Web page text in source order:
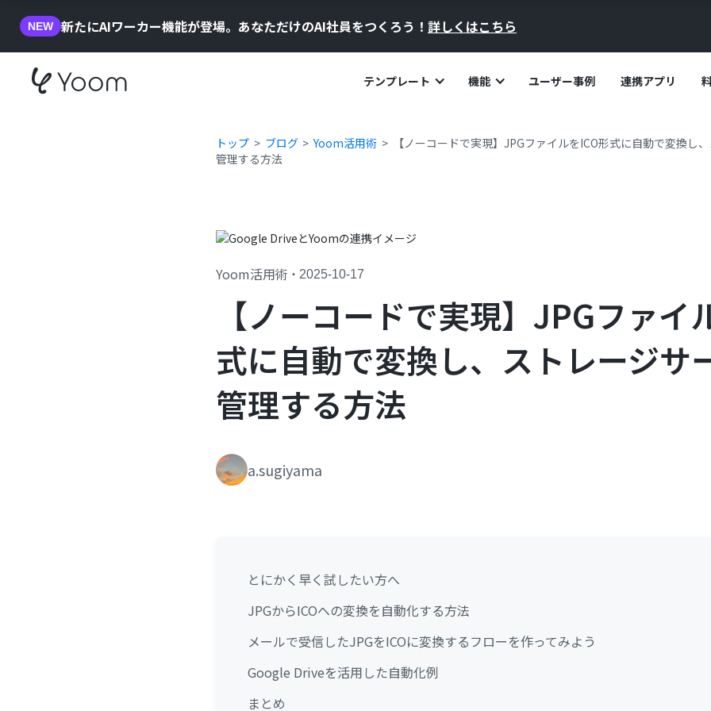
NEW 新たにAIワーカー機能が登場。あなただけのAI社員をつくろう！ 詳しくはこちら
テンプレート 機能 ユーザー事例 連携アプリ
トップ ブログ Yoom活用術
【ノーコードで実現】JPGファイルをICO形式に自動で変換し
管理する方法
Yoom活用術 ・ 2025-10-17
【ノーコードで実現】JPGファイ
式に自動で変換し、ストレージサ
管理する方法
a.sugiyama
とにかく早く試したい方へ
JPGからICOへの変換を自動化する方法
メールで受信したJPGをICOに変換するフローを作ってみよう
Google Driveを活用した自動化例
まとめ